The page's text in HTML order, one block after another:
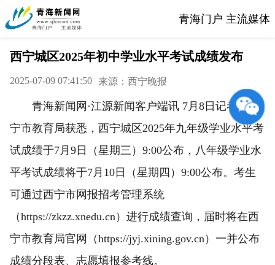
青海门户 主流媒体
西宁城区2025年初中学业水平考试成绩发布
2025-07-09 07:41:50 来源：西宁晚报
青海新闻网·江源新闻客户端讯 7月8日记者从西
宁市教育局获悉，西宁城区2025年九年级学业水平考
试成绩于7月9日（星期三）9:00公布，八年级学业水
平考试成绩将于7月10日（星期四）9:00公布。考生
可通过西宁市网报招考管理系统
（https://zkzz.xnedu.cn）进行成绩查询，届时将在西
宁市教育局官网（https://jyj.xining.gov.cn）一并公布
成绩分段表、志愿填报参考线。